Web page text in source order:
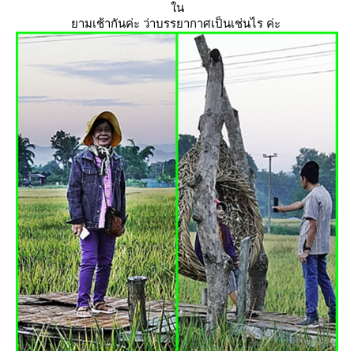
น
ามเช้ากันค่ะ ว่าบรรยากาศเป็นเช่นไร ค่ะ